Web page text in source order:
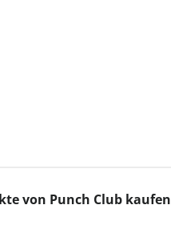
von Punch Club kaufen